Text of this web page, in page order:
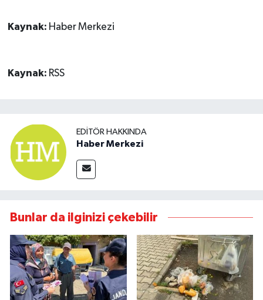
Kaynak: Haber Merkezi
Kaynak: RSS
EDITÖR HAKKINDA
Haber Merkezi
Bunlar da ilginizi çekebilir